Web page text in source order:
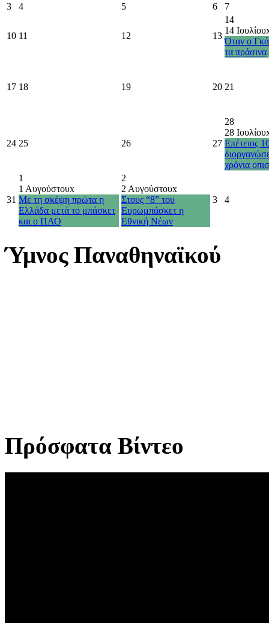
3 4 5 6 7
10 11 12 13
14
14 Ιουλίου
Όταν ο
τα πράσινα
17 18 19 20 21
24 25 26 27
28
28 Ιουλίου
Επέτειος
χρόνια
31
1
1 Αυγούστουx
Με τη σκέψη πρώτα η
Ελλάδα μετά το μπάσκετ
και ο ΠΑΟ
2
2 Αυγούστουx
Στους “8” του
Ευρωμπάσκετ η
Εθνική Νέων
3 4
Ύμνος Παναθηναϊκού
Πρόσφατα Βίντεο